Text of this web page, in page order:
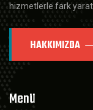
hizmetlerle fark
HAKKIMIZDA
Menü